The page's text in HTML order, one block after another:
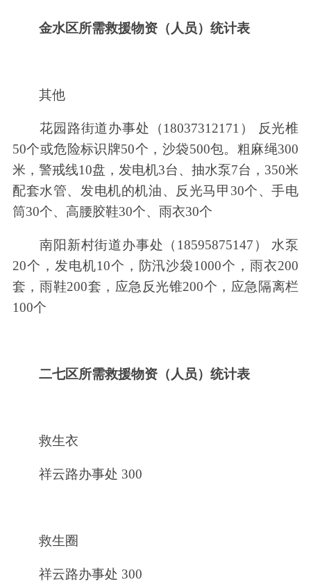
金水区所需救援物资（人员）统计表
其他
花园路街道办事处（18037312171） 反光椎
50个或危险标识牌50个，沙袋500包。粗麻绳300
米，警戒线10盘，发电机3台、抽水泵7台，350米
配套水管、发电机的机油、反光马甲30个、手电
筒30个、高腰胶鞋30个、雨衣30个
南阳新村街道办事处（18595875147） 水泵
20个，发电机10个，防汛沙袋1000个，雨衣200
套，雨鞋200套，应急反光锥200个，应急隔离栏
100个
二七区所需救援物资（人员）统计表
救生衣
祥云路办事处 300
救生圈
祥云路办事处 300